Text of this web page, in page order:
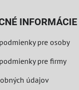
INFORMÁCIE
pre osoby
pre firmy
údajov